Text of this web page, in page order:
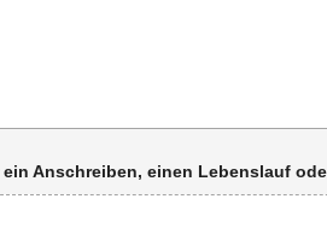
Anschreiben, einen Lebenslauf